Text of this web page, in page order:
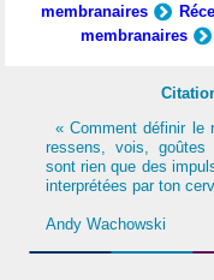
membranaires
membranaires
« Comment définir le
ressens, vois, goûtes
sont rien que des
interprétées par ton
Andy Wachowski